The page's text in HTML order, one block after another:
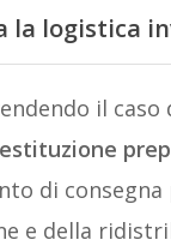
la logistica
il caso
di
e della